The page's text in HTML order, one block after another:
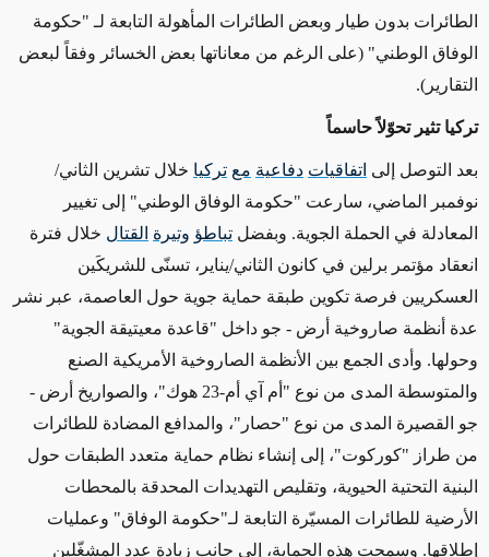
الطائرات بدون طيار وبعض الطائرات المأهولة التابعة لـ "حكومة
الوفاق الوطني" (على الرغم من معاناتها بعض الخسائر وفقاً لبعض
التقارير).
تركيا تثير تحوّلاً حاسماً
بعد التوصل إلى اتفاقيات دفاعية مع تركيا خلال تشرين الثاني/
نوفمبر الماضي، سارعت "حكومة الوفاق الوطني" إلى تغيير
المعادلة في الحملة الجوية. وبفضل تباطؤ وتيرة القتال خلال فترة
انعقاد مؤتمر برلين في كانون الثاني/يناير، تسنّى للشريكَين
العسكريين فرصة تكوين طبقة حماية جوية حول العاصمة، عبر نشر
عدة أنظمة صاروخية أرض - جو داخل "قاعدة معيتيقة الجوية"
وحولها. وأدى الجمع بين الأنظمة الصاروخية الأمريكية الصنع
والمتوسطة المدى من نوع "أم آي أم-23 هوك"، والصواريخ أرض -
جو القصيرة المدى من نوع "حصار"، والمدافع المضادة للطائرات
من طراز "كوركوت"، إلى إنشاء نظام حماية متعدد الطبقات حول
البنية التحتية الحيوية، وتقليص التهديدات المحدقة بالمحطات
الأرضية للطائرات المسيّرة التابعة لـ"حكومة الوفاق" وعمليات
إطلاقها. وسمحت هذه الحماية، إلى جانب زيادة عدد المشغّلين